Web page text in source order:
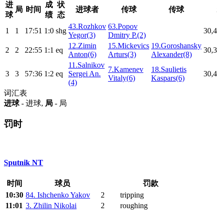
进
球
局 时间
成
绩
状
态
进球者 传球 传球
1 1 17:51 1:0 shg
43.Rozhkov
Yegor(3)
63.Popov
Dmitry P.(2)
2 2 22:55 1:1 eq
12.Zimin
Anton(6)
15.Mickevics
Arturs(3)
19.Goroshansky
Alexander(8)
3 3 57:36 1:2 eq
11.Salnikov
Sergei An.
(4)
7.Kamenev
Vitaly(6)
18.Saulietis
Kaspars(6)
词汇表
进球- 进球, 局 - 局
罚时
Sputnik NT
时间 球员
罚款
10:30 84. Ishchenko Yakov 2
tripping
11:01 3. Zhilin Nikolai 2
roughing